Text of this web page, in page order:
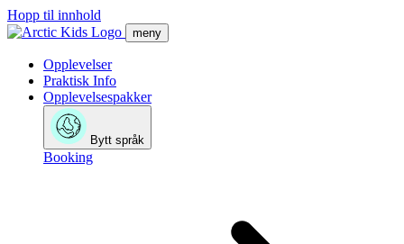
Hopp til innhold
meny
Opplevelser
Praktisk Info
Opplevelsespakker
Bytt språk
Booking